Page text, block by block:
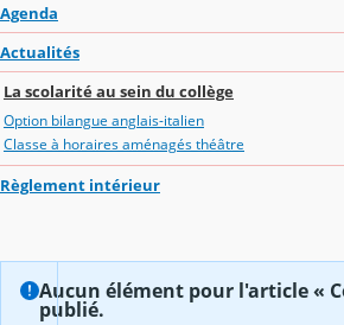
Agenda
Actualités
La scolarité au sein du collège
Option bilangue anglais-italien
Classe à horaires aménagés théâtre
Règlement intérieur
Aucun élément pour l'article «
publié.